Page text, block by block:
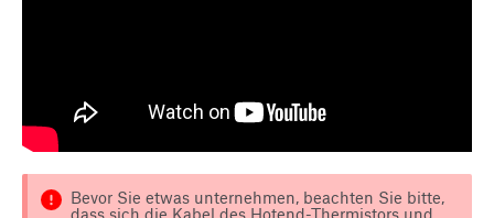
Bevor Sie etwas unternehmen, beachten Sie bitte,
dass sich die Kabel des Hotend-Thermistors und